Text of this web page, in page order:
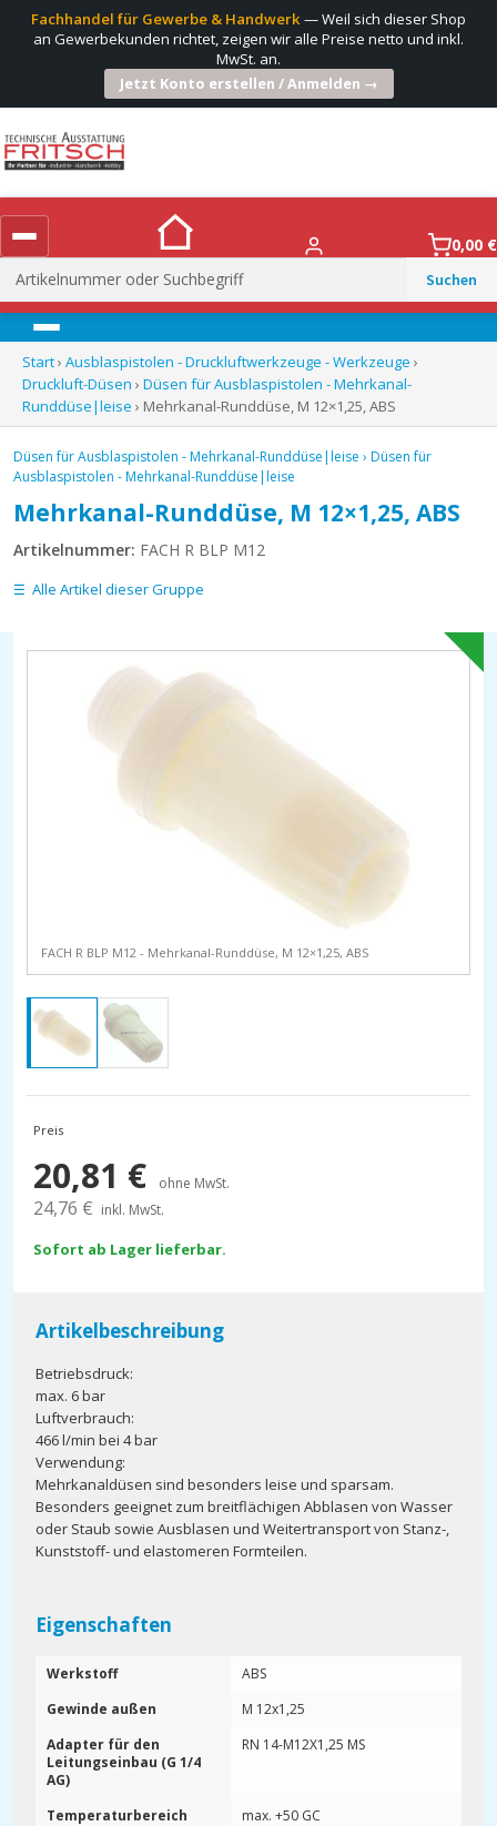
Fachhandel für Gewerbe & Handwerk— Weil sich dieser Shop
an Gewerbekunden richtet, zeigen wir alle Preise netto und inkl.
MwSt. an.
Jetzt Konto erstellen / Anmelden →
Suchen
nach:
0,00 €
Menü
Start› Ausblaspistolen - Druckluftwerkzeuge - Werkzeuge ›
Druckluft-Düsen › Düsen für Ausblaspistolen - Mehrkanal-
Runddüse|leise › Mehrkanal-Runddüse, M 12×1,25, ABS
Düsen für Ausblaspistolen - Mehrkanal-Runddüse|leise › Düsen für
Ausblaspistolen - Mehrkanal-Runddüse|leise
Mehrkanal-Runddüse, M 12×1,25, ABS
Artikelnummer: FACH R BLP M12
Alle Artikel dieser Gruppe
FACH R BLP M12 - Mehrkanal-Runddüse, M 12×1,25, ABS
Preis
20,81 € ohne MwSt.
24,76 € inkl. MwSt.
Sofort ab Lager lieferbar.
Artikelbeschreibung
Betriebsdruck:
max. 6 bar
Luftverbrauch:
466 l/min bei 4 bar
Verwendung:
Mehrkanaldüsen sind besonders leise und sparsam.
Besonders geeignet zum breitflächigen Abblasen von Wasser
oder Staub sowie Ausblasen und Weitertransport von Stanz-,
Kunststoff- und elastomeren Formteilen.
Eigenschaften
Werkstoff
ABS
Gewinde außen
M 12x1,25
Adapter für den
Leitungseinbau (G 1/4
AG)
RN 14-M12X1,25 MS
Temperaturbereich
max. +50 GC